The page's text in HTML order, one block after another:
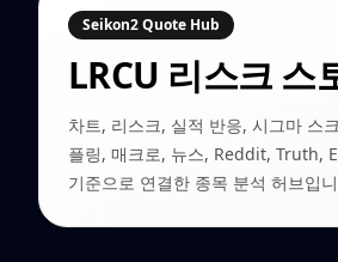
Seikon2 Quote Hub
LRCU 리스크 스
차트, 리스크, 실적 반응, 시그마 스
플링, 매크로, 뉴스, Reddit, Truth,
기준으로 연결한 종목 분석 허브입